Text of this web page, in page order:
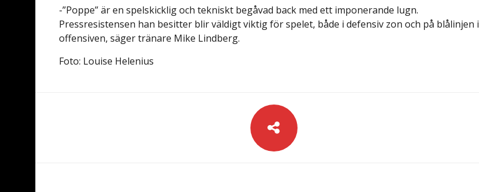
-”Poppe” är en spelskicklig och tekniskt begåvad back med ett imponerande lugn.
Pressresistensen han besitter blir väldigt viktig för spelet, både i defensiv zon och på blålinjen i
offensiven, säger tränare Mike Lindberg.
Foto: Louise Helenius